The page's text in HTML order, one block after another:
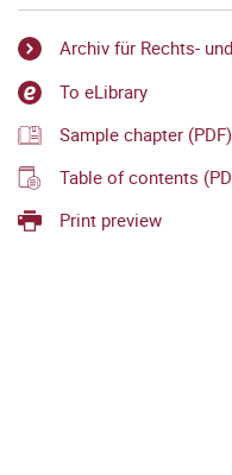
Archiv für Rechts-
To eLibrary
Sample chapter (PDF)
Table of contents
Print preview